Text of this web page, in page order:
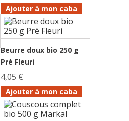
Ajouter à mon caba
Beurre doux bio 250 g
Prè Fleuri
4,05 €
Ajouter à mon caba